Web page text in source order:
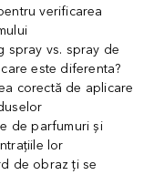
verificarea
spray vs. spray de
este diferenta?
corectă de aplicare
de parfumuri și
lor
de obraz ți se